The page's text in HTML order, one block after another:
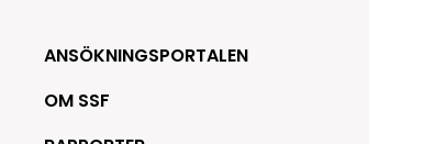
ANSÖKNINGSPORTALEN
OM SSF